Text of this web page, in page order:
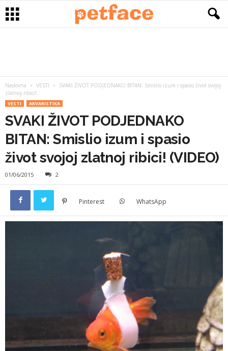
Naslovna VESTI
SVAKI ŽIVOT PODJEDNAKO BITAN: Smislio izum i spasio život svojoj
zlatnoj ribici!...
VESTI AKVARISTIKA
SVAKI ŽIVOT PODJEDNAKO
BITAN: Smislio izum i spasio
život svojoj zlatnoj ribici! (VIDEO)
01/06/2015 2
Pinterest WhatsApp